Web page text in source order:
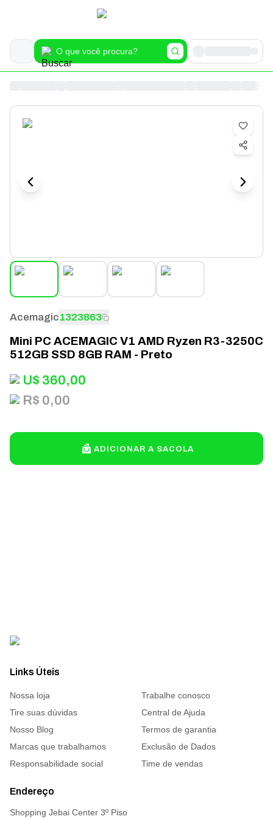
Acemagic1323863
Mini PC ACEMAGIC V1 AMD Ryzen R3-3250C
512GB SSD 8GB RAM - Preto
U$ 360,00
R$ 0,00
ADICIONAR A SACOLA
Links Úteis
Nossa loja
Trabalhe conosco
Tire suas dúvidas
Central de Ajuda
Nosso Blog
Termos de garantia
Marcas que trabalhamos
Exclusão de Dados
Responsabilidade social
Time de vendas
Endereço
Shopping Jebai Center 3º Piso